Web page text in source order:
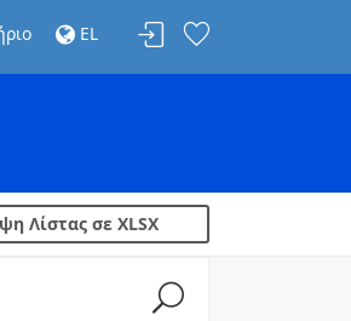
EL
Λίστας σε XLSX